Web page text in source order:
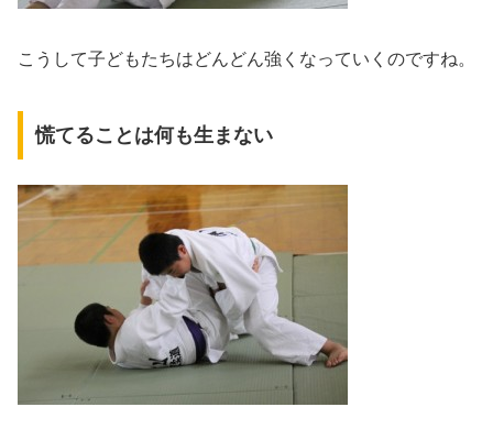
こうして子どもたちはどんどん強くなっていくのですね。
慌てることは何も生まない